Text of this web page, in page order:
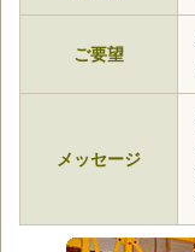
ご要望
メッセージ